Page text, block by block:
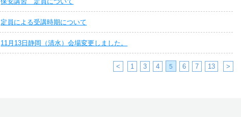
定員による受講時期について
11月13日静岡（清水）会場変更しました。
< 1 3 4 5 6 7 13 >